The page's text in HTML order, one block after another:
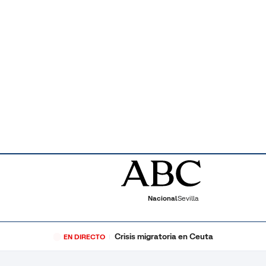
NacionalSevilla
EN DIRECTO Crisis migratoria en Ceuta